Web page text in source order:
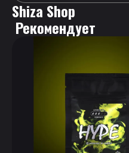
Shiza Shop
Рекомендует